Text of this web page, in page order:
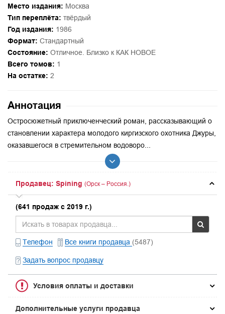
Место издания: Москва
Тип переплёта: твёрдый
Год издания: 1986
Формат: Стандартный
Состояние: Отличное. Близко к КАК НОВОЕ
Всего томов: 1
На остатке: 2
Аннотация
Остросюжетный приключенческий роман, рассказывающий о
становлении характера молодого киргизского охотника Джуры,
оказавшегося в стремительном водоворо...
Продавец: Spining (Орск – Россия.)
(641 продаж с 2019 г.)
Телефон Все книги продавца (5487)
Задать вопрос продавцу
Условия оплаты и доставки
Дополнительные услуги продавца